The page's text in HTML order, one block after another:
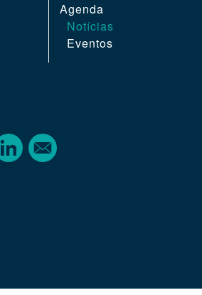
Agenda
Notícias
Eventos